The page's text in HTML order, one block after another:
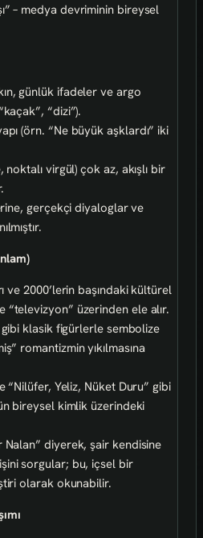
– medya devriminin bireysel
günlük ifadeler ve argo
“dizi”).
(örn. “Ne büyük aşklardı” iki
virgül) çok az, akışlı bir
gerçekçi diyaloglar ve
ve 2000’lerin başındaki kültürel
“televizyon” üzerinden ele alır.
klasik figürlerle sembolize
romantizmin yıkılmasına
“Nilüfer, Yeliz, Nüket Duru” gibi
bireysel kimlik üzerindeki
Nalan” diyerek, şair kendisine
sorgular; bu, içsel bir
olarak okunabilir.